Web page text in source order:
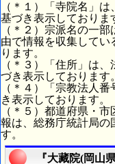
（＊１）「寺院名」
基づき表示しておりま
（＊２）宗派名の一
由で情報を収集してい
ります。
（＊３）「住所」は
づき表示しております。
（＊４）「宗教法人
き表示しております。
（＊５）都道府県・
報は、総務庁統計局の
す。
『大藏院(岡山